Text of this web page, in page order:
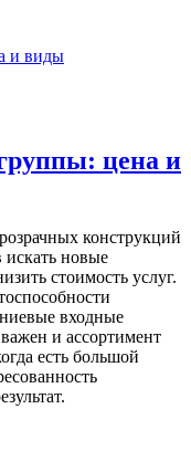
цена и
конструкций
искать новые
стоимость услуг.
входные
и ассортимент
есть большой